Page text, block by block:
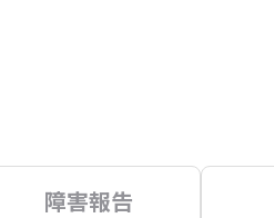
障害報告